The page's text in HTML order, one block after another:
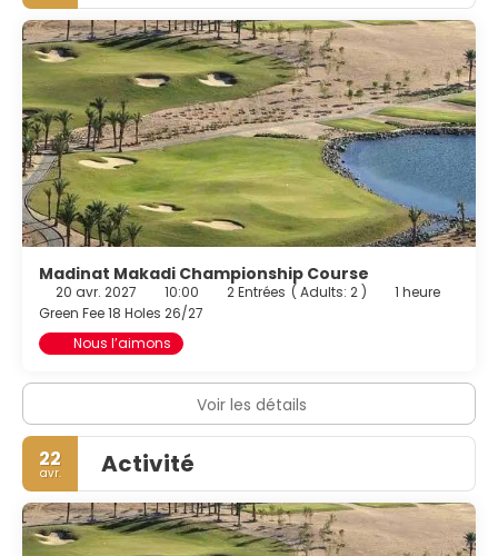
et une réception ouverte 24 h/24. Si vous devez organiser
une réunion à El Gouna, faites confiance à cet hôtel qui
dispose d'espaces événements mesurant 346 mètres
carrés et comprenant un espace de conférence et 3 des
salles de réunion. En échange d'un supplément,
l'hébergement propose une navette vers et depuis
l'aéroport (24 h/24) et un parking gratuit se trouve dans
l'enceinte de l'hébergement.
Madinat Makadi Championship Course
20 avr. 2027 10:00 2 Entrées ( Adults: 2 )
1 heure
Green Fee 18 Holes 26/27
Nous l’aimons
Voir les détails
22
avr. Activité